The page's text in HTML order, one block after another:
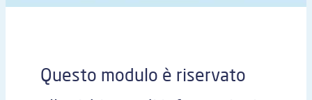
Questo modulo è riservato